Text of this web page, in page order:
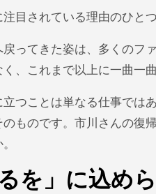
目されている理由のひと
ってきた姿は、多くのフ
、これまで以上に一曲一
つことは単なる仕事では
ものです。市川さんの復
を」に込め